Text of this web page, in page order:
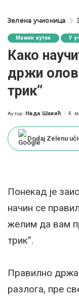
Зелена учионица
Мамин кутак У
Како
држи
трик”
Posted
Аутор: Нада Шакић 4.
Dodaj Zelenu
Понекад је
начин се
желим да вам
трик”.
Правилно
разлога, пре